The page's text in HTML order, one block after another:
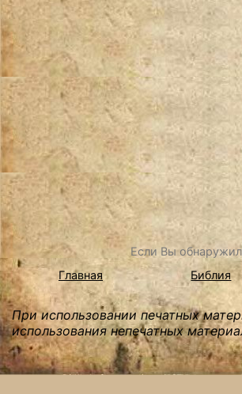
Если Вы
Главная
Библия
При использовании печатных
использования непечатных